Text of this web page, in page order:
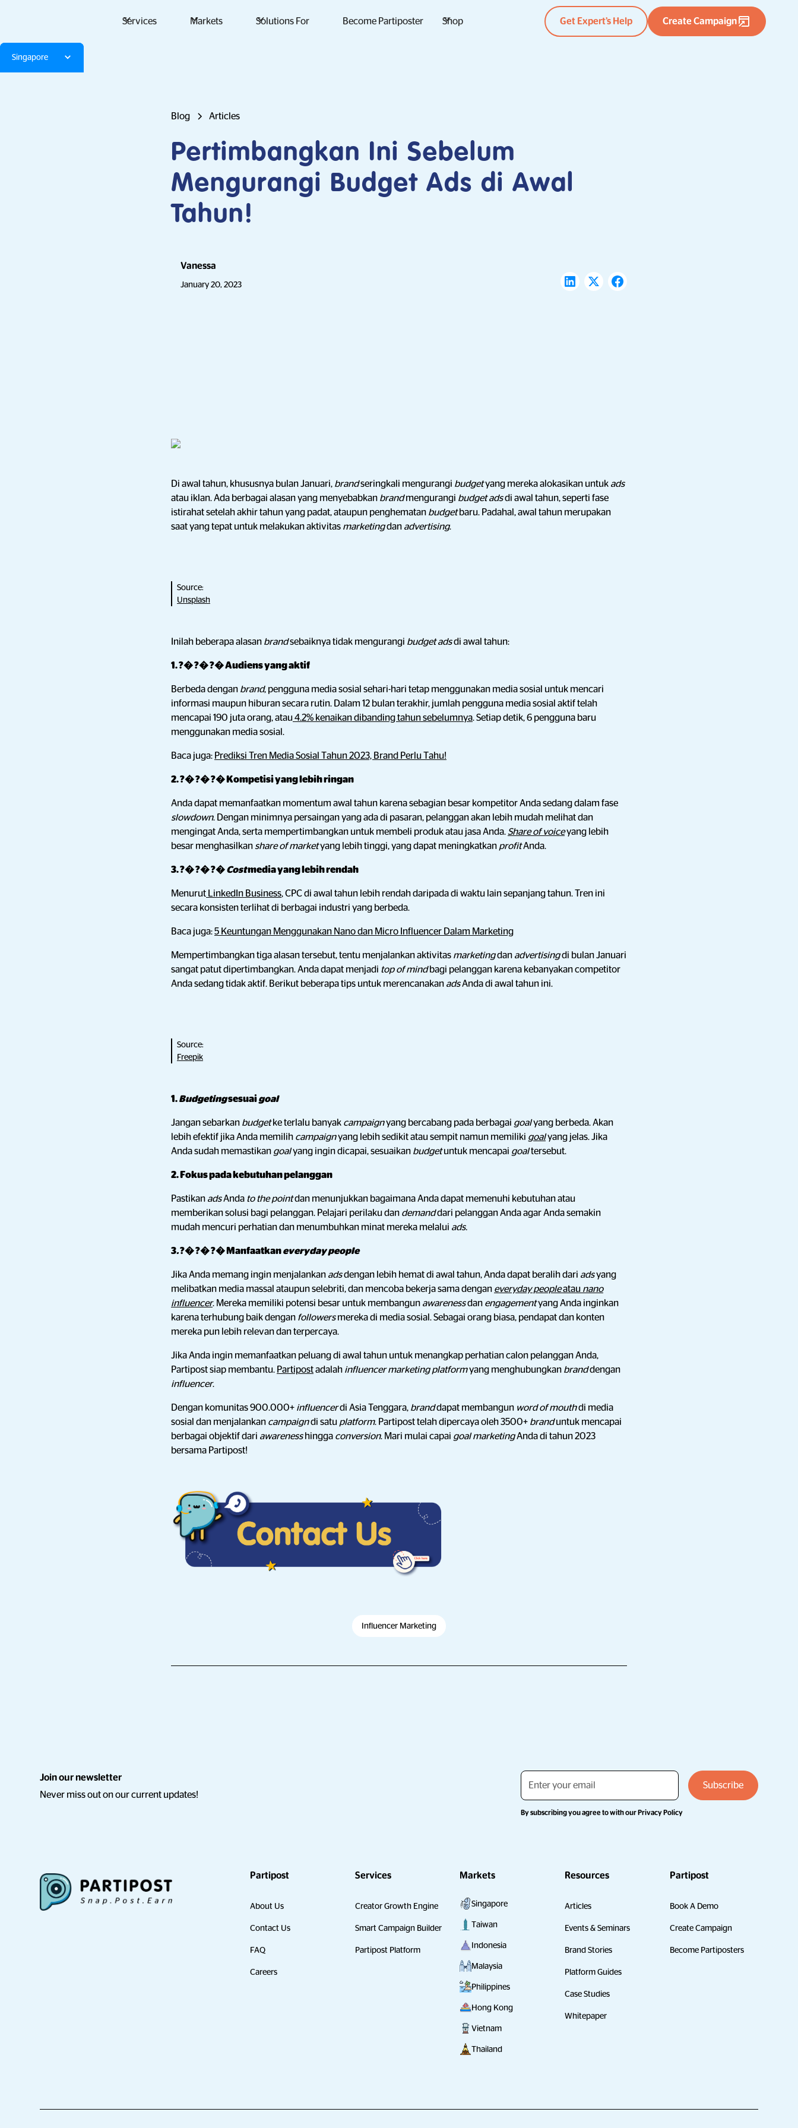
Services Markets Solutions For Become Partiposter Shop Get Expert’s Help Create Campaign
Singapore
Blog Articles
Pertimbangkan Ini Sebelum
Mengurangi Budget Ads di Awal
Tahun!
Vanessa
January 20, 2023
Di awal tahun, khususnya bulan Januari, brandseringkali mengurangi budgetyang mereka alokasikan untuk ads
atau iklan. Ada berbagai alasan yang menyebabkan brandmengurangi budget adsdi awal tahun, seperti fase
istirahat setelah akhir tahun yang padat, ataupun penghematan budgetbaru. Padahal, awal tahun merupakan
saat yang tepat untuk melakukan aktivitas marketingdan advertising.
Source:
Unsplash
Inilah beberapa alasan brandsebaiknya tidak mengurangi budget adsdi awal tahun:
1. ?� ?� ?� Audiens yang aktif
Berbeda dengan brand, pengguna media sosial sehari-hari tetap menggunakan media sosial untuk mencari
informasi maupun hiburan secara rutin. Dalam 12 bulan terakhir, jumlah pengguna media sosial aktif telah
mencapai 190 juta orang, atau4.2% kenaikan dibanding tahun sebelumnya. Setiap detik, 6 pengguna baru
menggunakan media sosial.
Baca juga: Prediksi Tren Media Sosial Tahun 2023, Brand Perlu Tahu!
2. ?� ?� ?� Kompetisi yang lebih ringan
Anda dapat memanfaatkan momentum awal tahun karena sebagian besar kompetitor Anda sedang dalam fase
slowdown. Dengan minimnya persaingan yang ada di pasaran, pelanggan akan lebih mudah melihat dan
mengingat Anda, serta mempertimbangkan untuk membeli produk atau jasa Anda.Share of voiceyang lebih
besar menghasilkan share of marketyang lebih tinggi, yang dapat meningkatkan profitAnda.
3. ?� ?� ?�Costmedia yang lebih rendah
Menurut LinkedIn Business, CPC di awal tahun lebih rendah daripada di waktu lain sepanjang tahun. Tren ini
secara konsisten terlihat di berbagai industri yang berbeda.
Baca juga:5 Keuntungan Menggunakan Nano dan Micro Influencer Dalam Marketing
Mempertimbangkan tiga alasan tersebut, tentu menjalankan aktivitas marketingdan advertisingdi bulan Januari
sangat patut dipertimbangkan. Anda dapat menjadi top of mindbagi pelanggan karena kebanyakan competitor
Anda sedang tidak aktif. Berikut beberapa tips untuk merencanakan adsAnda di awal tahun ini.
Source:
Freepik
1.Budgetingsesuaigoal
Jangan sebarkan budgetke terlalu banyak campaignyang bercabang pada berbagai goalyang berbeda. Akan
lebih efektif jika Anda memilih campaignyang lebih sedikit atau sempit namun memiliki goalyang jelas. Jika
Anda sudah memastikan goalyang ingin dicapai, sesuaikan budgetuntuk mencapai goaltersebut.
2. Fokus pada kebutuhan pelanggan
Pastikan adsAnda to the pointdan menunjukkan bagaimana Anda dapat memenuhi kebutuhan atau
memberikan solusi bagi pelanggan. Pelajari perilaku dan demanddari pelanggan Anda agar Anda semakin
mudah mencuri perhatian dan menumbuhkan minat mereka melalui ads.
3.?� ?� ?� Manfaatkaneveryday people
Jika Anda memang ingin menjalankan adsdengan lebih hemat di awal tahun, Anda dapat beralih dari adsyang
melibatkan media massal ataupun selebriti, dan mencoba bekerja sama dengan everyday peopleatau nano
influencer. Mereka memiliki potensi besar untuk membangun awarenessdan engagementyang Anda inginkan
karena terhubung baik dengan followersmereka di media sosial. Sebagai orang biasa, pendapat dan konten
mereka pun lebih relevan dan terpercaya.
Jika Anda ingin memanfaatkan peluang di awal tahun untuk menangkap perhatian calon pelanggan Anda,
Partipost siap membantu. Partipostadalah influencer marketing platformyang menghubungkan branddengan
influencer.
Dengan komunitas 900.000+ influencerdi Asia Tenggara, branddapat membangun word of mouthdi media
sosial dan menjalankan campaigndi satu platform. Partipost telah dipercaya oleh 3500+ branduntuk mencapai
berbagai objektif dari awarenesshingga conversion. Mari mulai capai goal marketingAnda di tahun 2023
bersama Partipost!
Influencer Marketing
Join our newsletter
Never miss out on our current updates!
By subscribing you agree to with ourPrivacy Policy
Partipost
About Us
Contact Us
FAQ
Careers
Services
Creator Growth Engine
Smart Campaign Builder
Partipost Platform
Markets
Singapore
Taiwan
Indonesia
Malaysia
Philippines
Hong Kong
Vietnam
Thailand
Resources
Articles
Events & Seminars
Brand Stories
Platform Guides
Case Studies
Whitepaper
Partipost
Book A Demo
Create Campaign
Become Partiposters